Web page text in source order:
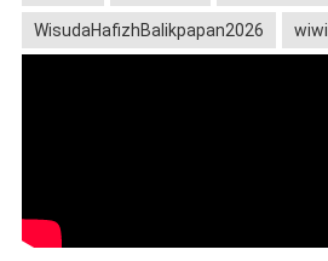
WisudaHafizhBalikpapan2026